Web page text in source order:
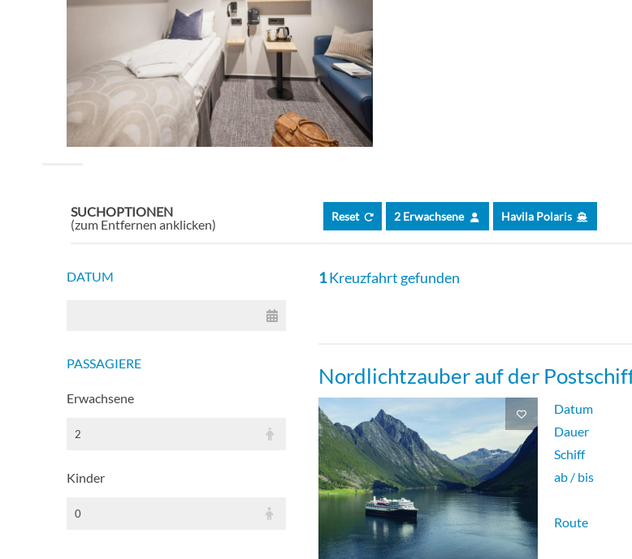
SUCHOPTIONEN
(zum Entfernen anklicken)
Reset 2 Erwachsene Havila Polaris
DATUM
PASSAGIERE
Erwachsene
2
Kinder
0
1Kreuzfahrt gefunden
Nordlichtzauber auf der
Datum
Dauer
Schiff
ab / bis
Route